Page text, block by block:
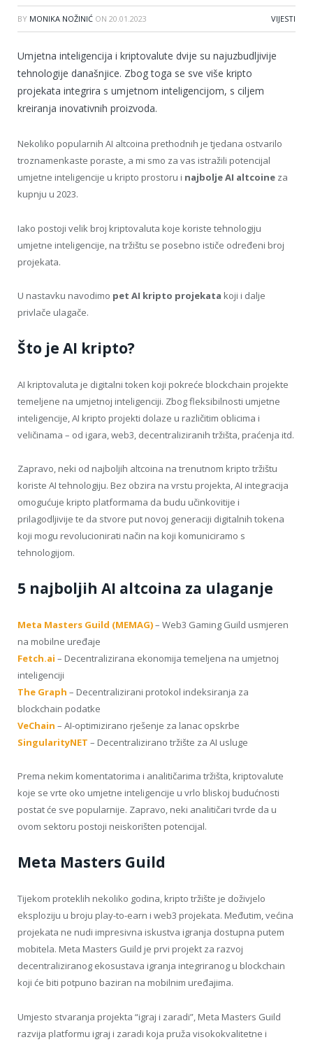
BY MONIKA NOŽINIĆ ON 20.01.2023 VIJESTI
Umjetna inteligencija i kriptovalute dvije su najuzbudljivije
tehnologije današnjice. Zbog toga se sve više kripto
projekata integrira s umjetnom inteligencijom, s ciljem
kreiranja inovativnih proizvoda.
Nekoliko popularnih AI altcoina prethodnih je tjedana ostvarilo
troznamenkaste poraste, a mi smo za vas istražili potencijal
umjetne inteligencije u kripto prostoru i najbolje AI altcoine za
kupnju u 2023.
Iako postoji velik broj kriptovaluta koje koriste tehnologiju
umjetne inteligencije, na tržištu se posebno ističe određeni broj
projekata.
U nastavku navodimo pet AI kripto projekata koji i dalje
privlače ulagače.
Što je AI kripto?
AI kriptovaluta je digitalni token koji pokreće blockchain projekte
temeljene na umjetnoj inteligenciji. Zbog fleksibilnosti umjetne
inteligencije, AI kripto projekti dolaze u različitim oblicima i
veličinama – od igara, web3, decentraliziranih tržišta, praćenja itd.
Zapravo, neki od najboljih altcoina na trenutnom kripto tržištu
koriste AI tehnologiju. Bez obzira na vrstu projekta, AI integracija
omogućuje kripto platformama da budu učinkovitije i
prilagodljivije te da stvore put novoj generaciji digitalnih tokena
koji mogu revolucionirati način na koji komuniciramo s
tehnologijom.
5 najboljih AI altcoina za ulaganje
Meta Masters Guild (MEMAG)– Web3 Gaming Guild usmjeren
na mobilne uređaje
Fetch.ai – Decentralizirana ekonomija temeljena na umjetnoj
inteligenciji
The Graph – Decentralizirani protokol indeksiranja za
blockchain podatke
VeChain – AI-optimizirano rješenje za lanac opskrbe
SingularityNET – Decentralizirano tržište za AI usluge
Prema nekim komentatorima i analitičarima tržišta, kriptovalute
koje se vrte oko umjetne inteligencije u vrlo bliskoj budućnosti
postat će sve popularnije. Zapravo, neki analitičari tvrde da u
ovom sektoru postoji neiskorišten potencijal.
Meta Masters Guild
Tijekom proteklih nekoliko godina, kripto tržište je doživjelo
eksploziju u broju play-to-earn i web3 projekata. Međutim, većina
projekata ne nudi impresivna iskustva igranja dostupna putem
mobitela. Meta Masters Guild je prvi projekt za razvoj
decentraliziranog ekosustava igranja integriranog u blockchain
koji će biti potpuno baziran na mobilnim uređajima.
Umjesto stvaranja projekta “igraj i zaradi”, Meta Masters Guild
razvija platformu igraj i zaradi koja pruža visokokvalitetne i